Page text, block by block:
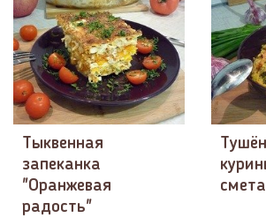
Тыквенная
запеканка
"Оранжевая
радость"